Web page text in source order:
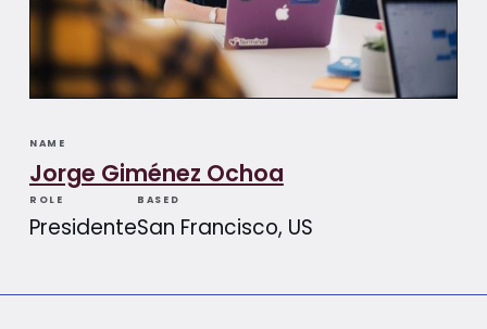
NAME
Jorge Giménez Ochoa
ROLE
Presidente
BASED
San Francisco, US